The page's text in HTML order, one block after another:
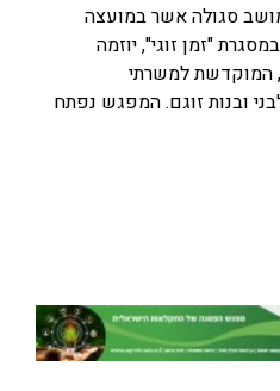
התקיים במושב סגולה אשר במועצה
"זמן זוגי", יוזמה
המוקדשת למשרתי
ובנות זוגם. המפגש נפתח